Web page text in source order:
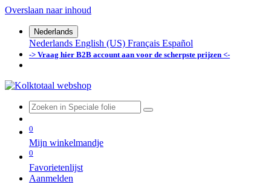
Overslaan naar inhoud
Nederlands
Nederlands English (US) Français Español
-> Vraag hier B2B account aan voor de scherpste prijzen <-
0
Mijn winkelmandje
0
Favorietenlijst
Aanmelden